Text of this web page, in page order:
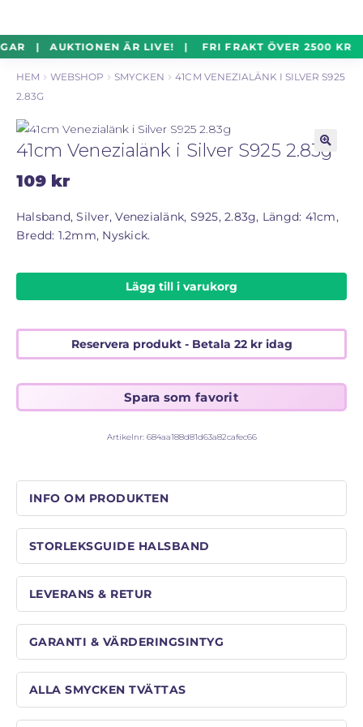
Hoppa
till
navigering
Hoppa
till
innehåll
| AUKTIONEN ÄR LIVE! | FRI FRAKT ÖVER
Silverföremål
Mynt
Parti
Auktioner Online
Mitt Konto
Vill du sälja? – Till Pantbanken
ALLMÄNNA VILLKOR
SÅ FUNGERAR KÖP MED PANTLÅN
HEM WEBSHOP SMYCKEN
41CM VENEZIALÄNK I SILVER S925
2.83G
🔍
41cm Venezialänk i Silver S925 2.83g
109 kr
Halsband, Silver, Venezialänk, S925, 2.83g, Längd: 41cm,
Bredd: 1.2mm, Nyskick.
Lägg till i varukorg
Reservera produkt - Betala 22 kridag
Artikelnr: 684aa188d81d63a82cafec66
INFO OM PRODUKTEN
STORLEKSGUIDE HALSBAND
LEVERANS & RETUR
GARANTI & VÄRDERINGSINTYG
ALLA SMYCKEN TVÄTTAS